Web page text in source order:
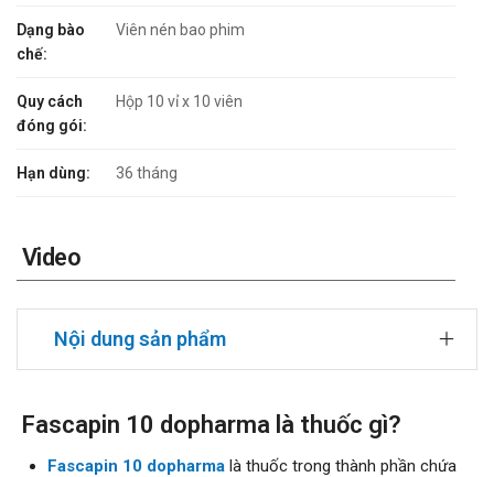
Dạng bào
chế:
Viên nén bao phim
Quy cách
đóng gói:
Hộp 10 vỉ x 10 viên
Hạn dùng: 36 tháng
Video
Nội dung sản phẩm
Fascapin 10 dopharma là thuốc gì?
Fascapin 10 dopharmalà thuốc trong thành phần chứa